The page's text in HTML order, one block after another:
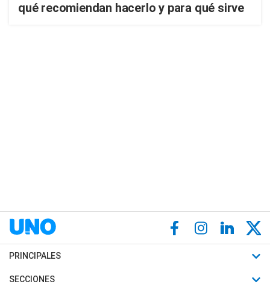
qué recomiendan hacerlo y para qué sirve
PRINCIPALES
Últimas Noticias
SECCIONES